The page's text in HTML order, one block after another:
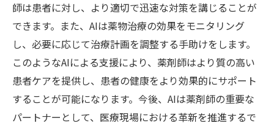
師は患者に対し、より適切で迅速な対策を講じることが
できます。また、AIは薬物治療の効果をモニタリング
し、必要に応じて治療計画を調整する手助けをします。
このようなAIによる支援により、薬剤師はより質の高い
患者ケアを提供し、患者の健康をより効果的にサポート
することが可能になります。今後、AIは薬剤師の重要な
パートナーとして、医療現場における革新を推進するで